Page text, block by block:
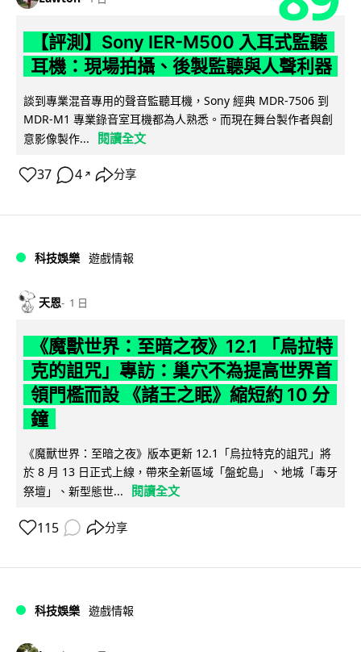
【評測】Sony IER-M500 入耳式監聽
耳機：現場拍攝、後製監聽與人聲利器
談到專業混音專用的聲音監聽耳機，Sony 經典 MDR-7506 到
MDR-M1 專業錄音室耳機都為人熟悉。而現在舞台製作者與創
意影像製作...
閱讀全文
37 4 ↗ 分享
科技娛樂 遊戲情報
天恩 1 日
《魔獸世界：至暗之夜》12.1 「烏拉特
克的詛咒」專訪：巢穴不為提高世界首
領門檻而設 《諸王之眠》縮短約 10 分
鐘
《魔獸世界：至暗之夜》版本更新 12.1「烏拉特克的詛咒」將
於 8 月 13 日正式上線，帶來全新區域「盤蛇島」、地城「毒牙
祭壇」、新型態世...
閱讀全文
115 分享
科技娛樂 遊戲情報